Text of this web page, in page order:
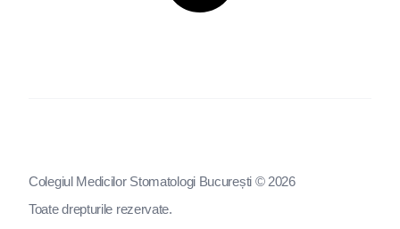
Colegiul Medicilor Stomatologi București © 2026
Toate drepturile rezervate.